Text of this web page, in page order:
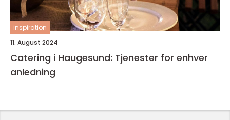
inspiration
11. August 2024
Catering i Haugesund: Tjenester for enhver
anledning